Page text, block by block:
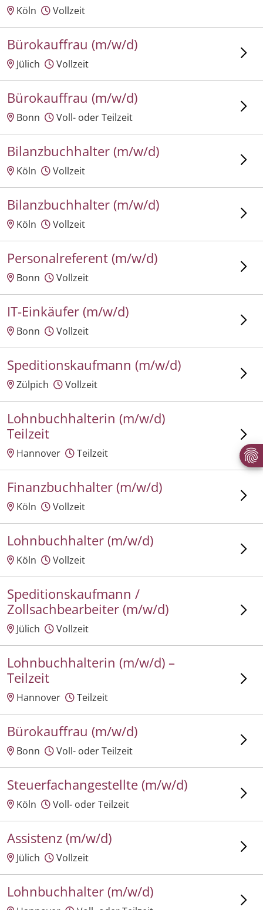
Köln Vollzeit
Bürokauffrau (m/w/d)
Jülich Vollzeit
Bürokauffrau (m/w/d)
Bonn Voll- oder Teilzeit
Bilanzbuchhalter (m/w/d)
Köln Vollzeit
Bilanzbuchhalter (m/w/d)
Köln Vollzeit
Personalreferent (m/w/d)
Bonn Vollzeit
IT-Einkäufer (m/w/d)
Bonn Vollzeit
Speditionskaufmann (m/w/d)
Zülpich Vollzeit
Lohnbuchhalterin (m/w/d)
Teilzeit
Hannover Teilzeit
Finanzbuchhalter (m/w/d)
Köln Vollzeit
Lohnbuchhalter (m/w/d)
Köln Vollzeit
Speditionskaufmann /
Zollsachbearbeiter (m/w/d)
Jülich Vollzeit
Lohnbuchhalterin (m/w/d) –
Teilzeit
Hannover Teilzeit
Bürokauffrau (m/w/d)
Bonn Voll- oder Teilzeit
Steuerfachangestellte (m/w/d)
Köln Voll- oder Teilzeit
Assistenz (m/w/d)
Jülich Vollzeit
Lohnbuchhalter (m/w/d)